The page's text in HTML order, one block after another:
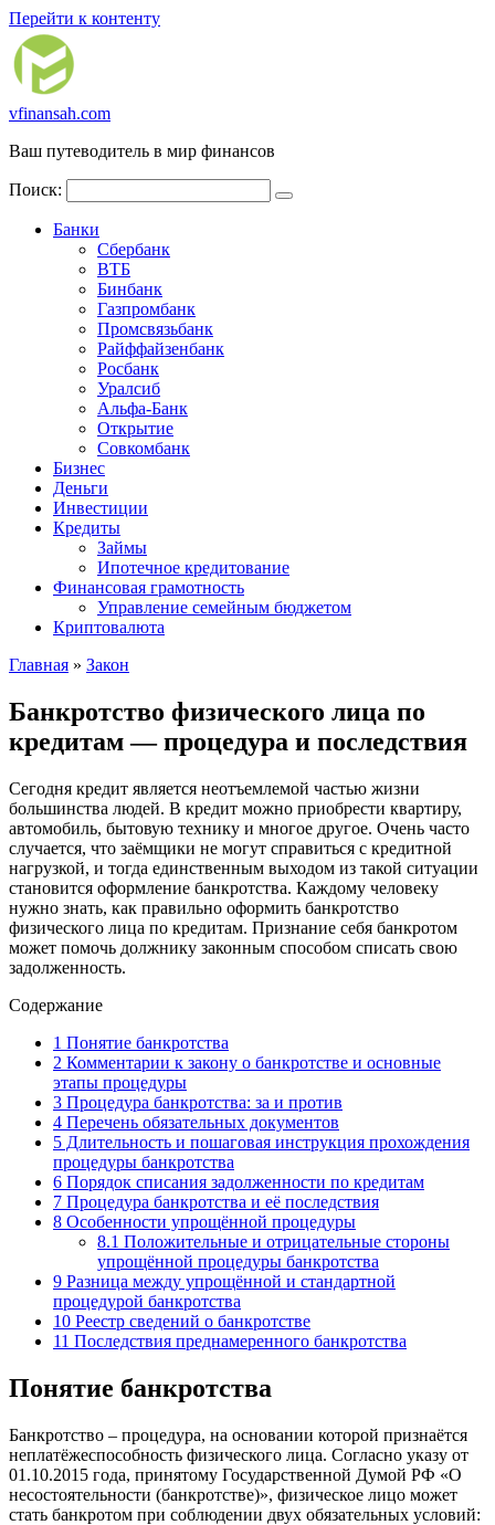
Перейти к контенту
vfinansah.com
Ваш путеводитель в мир финансов
Поиск:
Банки
Сбербанк
ВТБ
Бинбанк
Газпромбанк
Промсвязьбанк
Райффайзенбанк
Росбанк
Уралсиб
Альфа-Банк
Открытие
Совкомбанк
Бизнес
Деньги
Инвестиции
Кредиты
Займы
Ипотечное кредитование
Финансовая грамотность
Управление семейным бюджетом
Криптовалюта
Главная » Закон
Банкротство физического лица по
кредитам — процедура и последствия
Сегодня кредит является неотъемлемой частью жизни
большинства людей. В кредит можно приобрести квартиру,
автомобиль, бытовую технику и многое другое. Очень часто
случается, что заёмщики не могут справиться с кредитной
нагрузкой, и тогда единственным выходом из такой ситуации
становится оформление банкротства. Каждому человеку
нужно знать, как правильно оформить банкротство
физического лица по кредитам. Признание себя банкротом
может помочь должнику законным способом списать свою
задолженность.
Содержание
1 Понятие банкротства
2 Комментарии к закону о банкротстве и основные
этапы процедуры
3 Процедура банкротства: за и против
4 Перечень обязательных документов
5 Длительность и пошаговая инструкция прохождения
процедуры банкротства
6 Порядок списания задолженности по кредитам
7 Процедура банкротства и её последствия
8 Особенности упрощённой процедуры
8.1 Положительные и отрицательные стороны
упрощённой процедуры банкротства
9 Разница между упрощённой и стандартной
процедурой банкротства
10 Реестр сведений о банкротстве
11 Последствия преднамеренного банкротства
Понятие банкротства
Банкротство – процедура, на основании которой признаётся
неплатёжеспособность физического лица. Согласно указу от
01.10.2015 года, принятому Государственной Думой РФ «О
несостоятельности (банкротстве)», физическое лицо может
стать банкротом при соблюдении двух обязательных условий: